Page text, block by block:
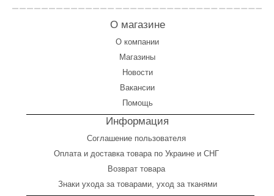
О магазине
О компании
Магазины
Новости
Вакансии
Помощь
Информация
Соглашение пользователя
Оплатаи доставка товара по Украине и СНГ
Возврат товара
Знаки ухода за товарами, уход за тканями